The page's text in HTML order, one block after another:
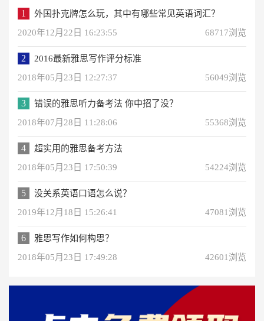
1
外国扑克牌怎么玩，其中有哪些常见英语词汇？
2020年12月22日 16:23:55
68717浏览
2
2016最新雅思写作评分标准
2018年05月23日 12:27:37
56049浏览
3
错误的雅思听力备考法 你中招了没？
2018年07月28日 11:28:06
55368浏览
4
超实用的雅思备考方法
2018年05月23日 17:50:39
54224浏览
5
没关系英语口语怎么说？
2019年12月18日 15:26:41
47081浏览
6
雅思写作如何构思？
2018年05月23日 17:49:28
42601浏览